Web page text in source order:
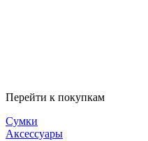
Перейти к покупкам
Сумки
Аксессуары